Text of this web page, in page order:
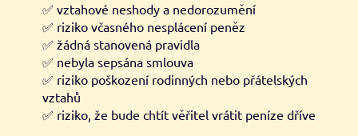
✅ vztahové neshody a nedorozumění
✅ riziko včasného nesplácení peněz
✅ žádná stanovená pravidla
✅ nebyla sepsána smlouva
✅ riziko poškození rodinných nebo přátelských
vztahů
✅ riziko, že bude chtít věřitel vrátit peníze dříve